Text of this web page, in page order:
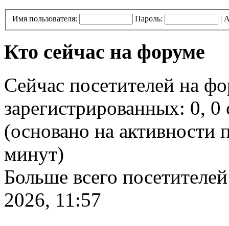
Имя пользователя: Пароль: |
Кто сейчас на форуме
Сейчас посетителей на
зарегистрированных: 0,
(основано на активности
минут)
Больше всего
2026, 11:57